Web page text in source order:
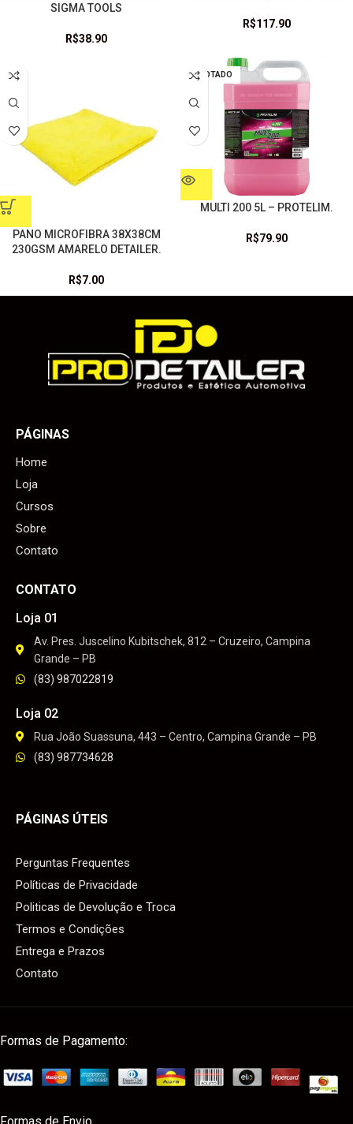
SIGMA TOOLS
R$38.90
R$117.90
PANO MICROFIBRA 38X38CM
230GSM AMARELO DETAILER.
R$7.00
ESGOTADO
MULTI 200 5L – PROTELIM.
R$79.90
PÁGINAS
Home
Loja
Cursos
Sobre
Contato
CONTATO
Loja 01
Av. Pres. Juscelino Kubitschek, 812 – Cruzeiro, Campina
Grande – PB
(83) 987022819
Loja 02
Rua João Suassuna, 443 – Centro, Campina Grande – PB
(83) 987734628
PÁGINAS ÚTEIS
Perguntas Frequentes
Políticas de Privacidade
Politicas de Devolução e Troca
Termos e Condições
Entrega e Prazos
Contato
Formas de Pagamento: